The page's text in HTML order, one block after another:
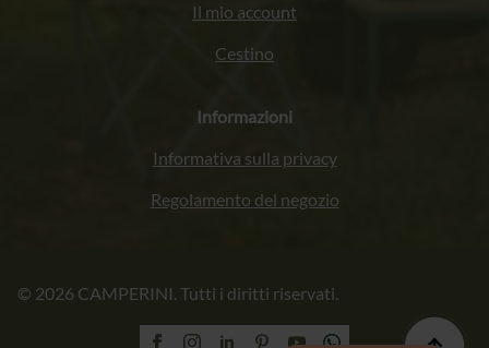
Il mio account
Cestino
Informazioni
Informativa sulla privacy
Regolamento del negozio
© 2026 CAMPERINI. Tutti i diritti riservati.
English (UK)
Deutsch
Français